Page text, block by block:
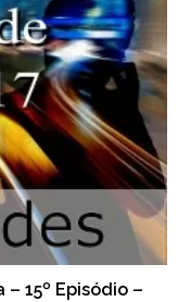
15º Episódio –